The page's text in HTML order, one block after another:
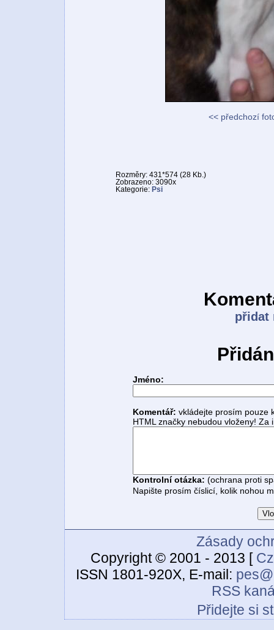
<< předchozí
Rozměry: 431*574 (28 Kb.)
Zobrazeno: 3090x
Kategorie: Psi
přidat
Jméno:
Komentář: vkládejte prosím pouze
HTML značky nebudou vloženy!
Kontrolní otázka: (ochrana proti
Napište prosím číslicí, kolik nohou
Zásady
Copyright © 2001 - 2013 [
ISSN 1801-920X, E-mail:
RSS
Přidejte si